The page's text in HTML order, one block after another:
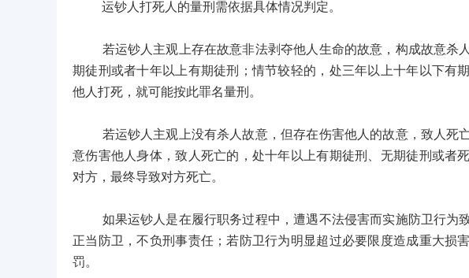
运钞人打死人的量刑需依据具体情况判定。
若运钞人主观上存在故意非法剥夺他人生命的故意，构成故意杀
期徒刑或者十年以上有期徒刑；情节较轻的，处三年以上十年以下有
他人打死，就可能按此罪名量刑。
若运钞人主观上没有杀人故意，但存在伤害他人的故意，致人死
意伤害他人身体，致人死亡的，处十年以上有期徒刑、无期徒刑或者
对方，最终导致对方死亡。
如果运钞人是在履行职务过程中，遭遇不法侵害而实施防卫行为
正当防卫，不负刑事责任；若防卫行为明显超过必要限度造成重大损
罚。